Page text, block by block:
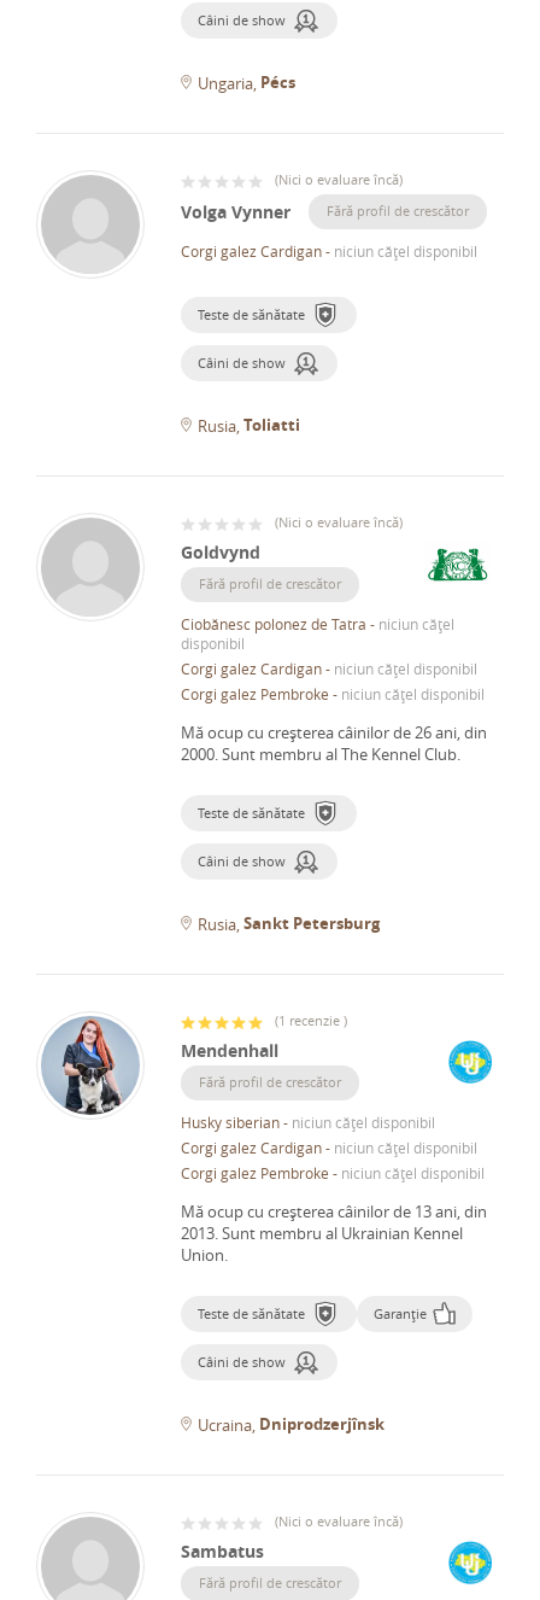
Câini de show
Ungaria Pécs
(Nici o evaluare încă)
Volga Vynner Fără profil de crescător
Corgi galez Cardigan- niciun cățel disponibil
Teste de sănătate
Câini de show
Rusia Toliatti
(Nici o evaluare încă)
Goldvynd
Fără profil de crescător
Ciobănesc polonez de Tatra - niciun cățel
disponibil
Corgi galez Cardigan- niciun cățel disponibil
Corgi galez Pembroke - niciun cățel disponibil
Mă ocup cu creșterea câinilor de 26 ani, din
2000.Sunt membru al The Kennel Club.
Teste de sănătate
Câini de show
Rusia Sankt Petersburg
(1 recenzie )
Mendenhall
Fără profil de crescător
Husky siberian- niciun cățel disponibil
Corgi galez Cardigan- niciun cățel disponibil
Corgi galez Pembroke - niciun cățel disponibil
Mă ocup cu creșterea câinilor de 13 ani, din
2013.Sunt membru al Ukrainian Kennel
Union.
Teste de sănătate Garanție
Câini de show
Ucraina Dniprodzerjînsk
(Nici o evaluare încă)
Sambatus
Fără profil de crescător